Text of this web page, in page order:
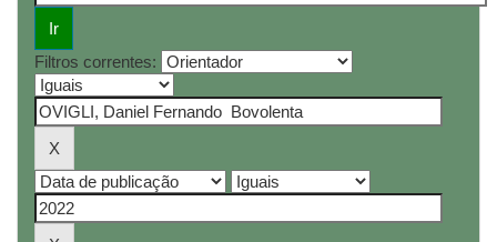
Filtros correntes: